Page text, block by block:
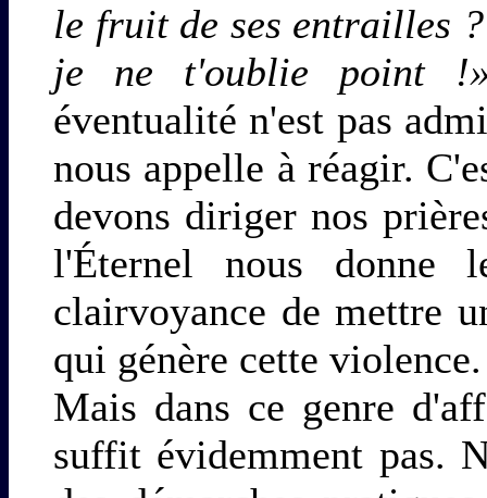
le fruit de ses entrailles
je ne t'oublie point
éventualité n'est pas
nous appelle à réagir.
devons diriger nos
l'Éternel nous donne
clairvoyance de mettre
qui génère cette violence.
Mais dans ce genre
suffit évidemment pas.